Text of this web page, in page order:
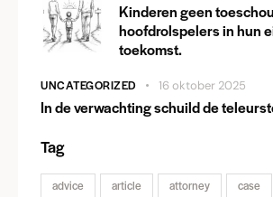
Kinderen geen
hoofdrolspelers in hun
toekomst.
UNCATEGORIZED 16 oktober 2025
In de verwachting schuild de
Tag
advice article attorney case